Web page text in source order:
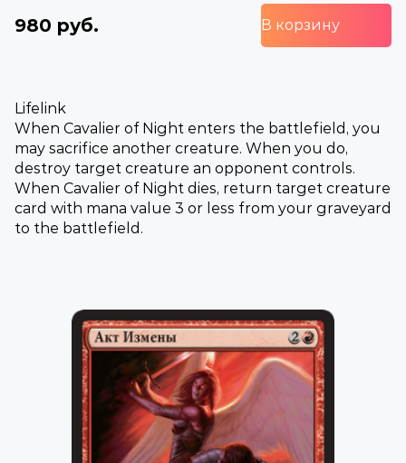
980 руб. В корзину
Lifelink
When Cavalier of Night enters the battlefield, you
may sacrifice another creature. When you do,
destroy target creature an opponent controls.
When Cavalier of Night dies, return target creature
card with mana value 3 or less from your graveyard
to the battlefield.